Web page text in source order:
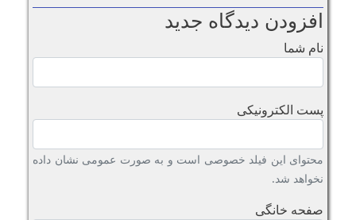
افزودن دیدگاه جدید
نام شما
پست الکترونیکی
محتوای این فیلد خصوصی است و به صورت عمومی نشان داده
نخواهد شد.
صفحه خانگی